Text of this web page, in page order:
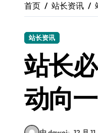
外闻
服务
大数
首页 站长资讯
站长资讯
站长
动向